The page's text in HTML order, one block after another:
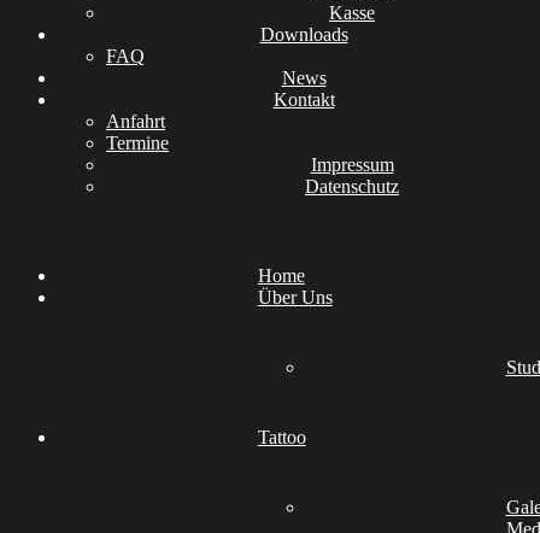
Kasse
Downloads
FAQ
News
Kontakt
Anfahrt
Termine
Impressum
Datenschutz
Home
Über Uns
Tattoo